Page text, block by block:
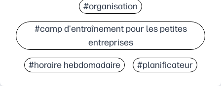
#organisation
#camp d'entraînement pour les petites
entreprises
#horaire hebdomadaire #planificateur